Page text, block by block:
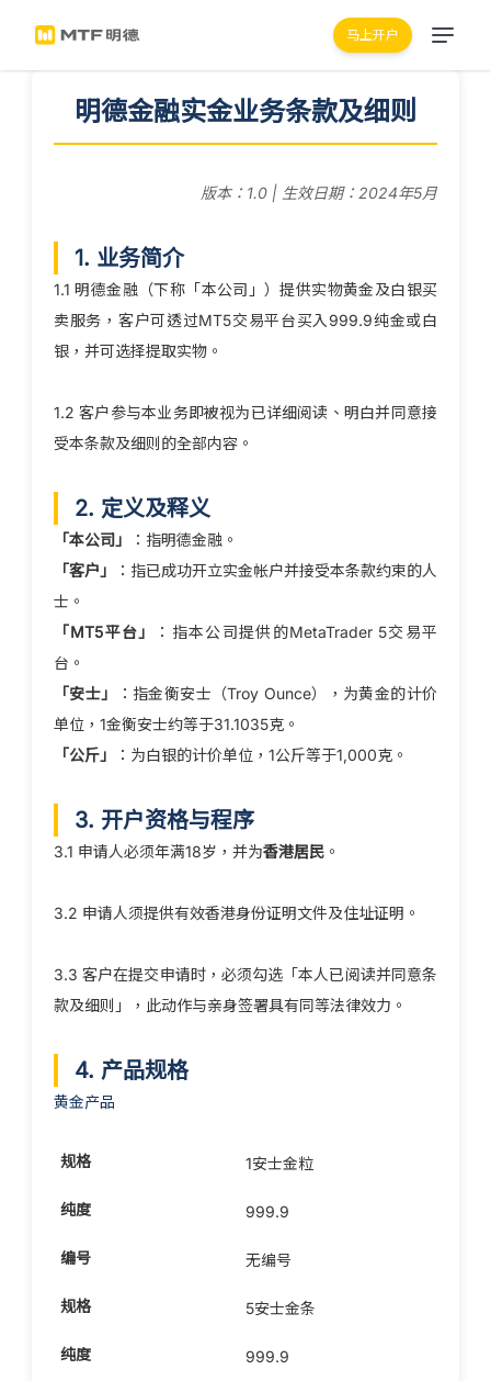
马上开户
明德金融实金业务条款及细则
版本：1.0 | 生效日期：2024年5月
1. 业务简介
1.1 明德金融（下称「本公司」）提供实物黄金及白银买
卖服务，客户可透过MT5交易平台买入999.9纯金或白
银，并可选择提取实物。
1.2 客户参与本业务即被视为已详细阅读、明白并同意接
受本条款及细则的全部内容。
2. 定义及释义
「本公司」
：指明德金融。
「客户」
：指已成功开立实金帐户并接受本条款约束的人
士。
「MT5平台」
：指本公司提供的MetaTrader 5交易平
台。
「安士」
：指金衡安士（Troy Ounce），为黄金的计价
单位，1金衡安士约等于31.1035克。
「公斤」
：为白银的计价单位，1公斤等于1,000克。
3. 开户资格与程序
3.1 申请人必须年满18岁，并为香港居民 。
3.2 申请人须提供有效香港身份证明文件及住址证明。
3.3 客户在提交申请时，必须勾选「本人已阅读并同意条
款及细则」，此动作与亲身签署具有同等法律效力。
4. 产品规格
黄金产品
1安士金粒
999.9
无编号
5安士金条
999.9